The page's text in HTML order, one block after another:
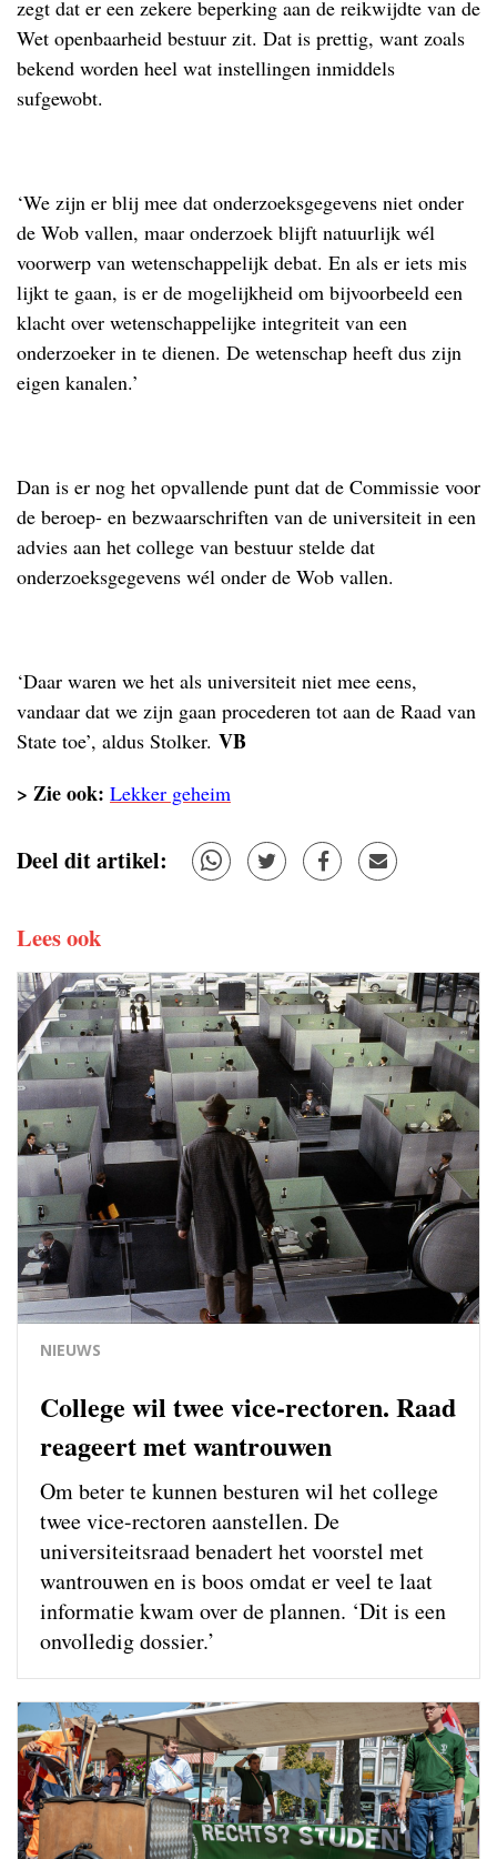
zegt dat er een zekere beperking aan de reikwijdte van de
Wet openbaarheid bestuur zit. Dat is prettig, want zoals
bekend worden heel wat instellingen inmiddels
sufgewobt.
‘We zijn er blij mee dat onderzoeksgegevens niet onder
de Wob vallen, maar onderzoek blijft natuurlijk wél
voorwerp van wetenschappelijk debat. En als er iets mis
lijkt te gaan, is er de mogelijkheid om bijvoorbeeld een
klacht over wetenschappelijke integriteit van een
onderzoeker in te dienen. De wetenschap heeft dus zijn
eigen kanalen.’
Dan is er nog het opvallende punt dat de Commissie voor
de beroep- en bezwaarschriften van de universiteit in een
advies aan het college van bestuur stelde dat
onderzoeksgegevens wél onder de Wob vallen.
‘Daar waren we het als universiteit niet mee eens,
vandaar dat we zijn gaan procederen tot aan de Raad van
State toe’, aldus Stolker. VB
> Zie ook: Lekker geheim
Deel dit artikel:
Lees ook
NIEUWS
College wil twee vice-rectoren. Raad
reageert met wantrouwen
Om beter te kunnen besturen wil het college
twee vice-rectoren aanstellen. De
universiteitsraad benadert het voorstel met
wantrouwen en is boos omdat er veel te laat
informatie kwam over de plannen. ‘Dit is een
onvolledig dossier.’